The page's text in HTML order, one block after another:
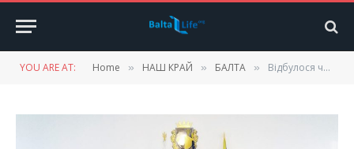
YOU ARE AT: Home » НАШ КРАЙ » БАЛТА » Відбулося чергове засідання Молодіжної ради Балтської громади